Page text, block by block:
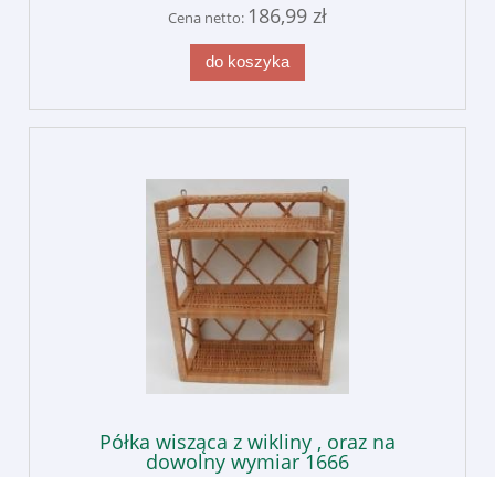
Cena netto: 186,99 zł
do koszyka
Półka wisząca z wikliny , oraz na
dowolny wymiar 1666